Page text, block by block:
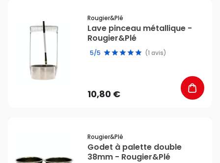
Rougier&plé
Lave pinceau métallique -
Rougier&Plé
5/5 (1 avis)
10,80 €
Rougier&plé
Godet à palette double
38mm - Rougier&Plé